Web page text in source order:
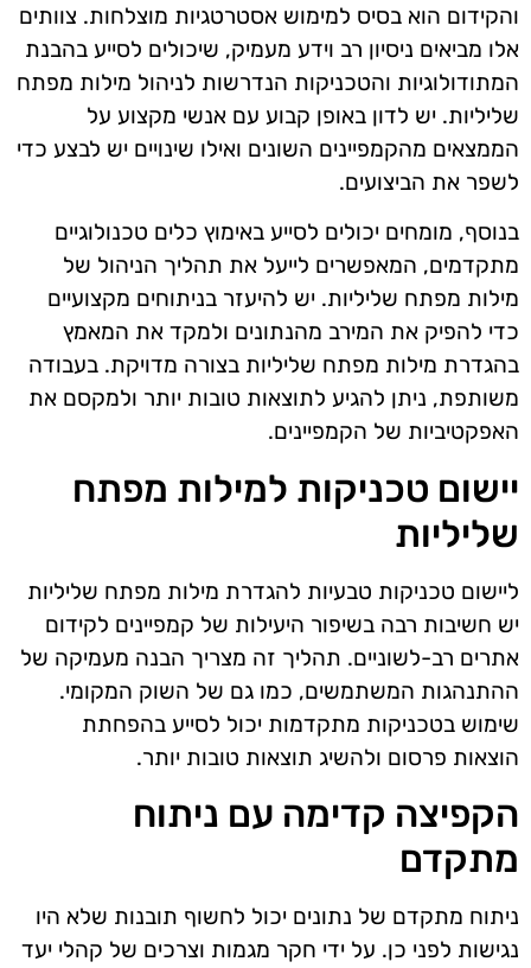
והקידום הוא בסיס למימוש אסטרטגיות מוצלחות. צוותים
אלו מביאים ניסיון רב וידע מעמיק, שיכולים לסייע בהבנת
המתודולוגיות והטכניקות הנדרשות לניהול מילות מפתח
שליליות. יש לדון באופן קבוע עם אנשי מקצוע על
הממצאים מהקמפיינים השונים ואילו שינויים יש לבצע כדי
לשפר את הביצועים.
בנוסף, מומחים יכולים לסייע באימוץ כלים טכנולוגיים
מתקדמים, המאפשרים לייעל את תהליך הניהול של
מילות מפתח שליליות. יש להיעזר בניתוחים מקצועיים
כדי להפיק את המירב מהנתונים ולמקד את המאמץ
בהגדרת מילות מפתח שליליות בצורה מדויקת. בעבודה
משותפת, ניתן להגיע לתוצאות טובות יותר ולמקסם את
האפקטיביות של הקמפיינים.
יישום טכניקות למילות מפתח
שליליות
ליישום טכניקות טבעיות להגדרת מילות מפתח שליליות
יש חשיבות רבה בשיפור היעילות של קמפיינים לקידום
אתרים רב-לשוניים. תהליך זה מצריך הבנה מעמיקה של
ההתנהגות המשתמשים, כמו גם של השוק המקומי.
שימוש בטכניקות מתקדמות יכול לסייע בהפחתת
הוצאות פרסום ולהשיג תוצאות טובות יותר.
הקפיצה קדימה עם ניתוח
מתקדם
ניתוח מתקדם של נתונים יכול לחשוף תובנות שלא היו
נגישות לפני כן. על ידי חקר מגמות וצרכים של קהלי יעד